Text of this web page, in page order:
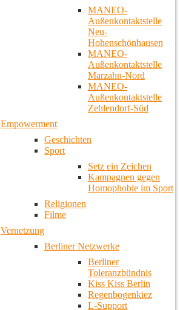
MANEO-
Außenkontaktstelle
Neu-
Hohenschönhausen
MANEO-
Außenkontaktstelle
Marzahn-Nord
MANEO-
Außenkontaktstelle
Zehlendorf-Süd
Empowerment
Geschichten
Sport
Setz ein Zeichen
Kampagnen gegen
Homophobie im Sport
Religionen
Filme
Vernetzung
Berliner Netzwerke
Berliner
Toleranzbündnis
Kiss Kiss Berlin
Regenbogenkiez
L-Support